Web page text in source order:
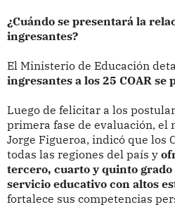
¿Cuándo se presentará la
ingresantes?
El Ministerio de Educación
ingresantes a los 25 COAR se
Luego de felicitar a los
primera fase de evaluación, el
Jorge Figueroa, indicó que los
todas las regiones del país y
tercero, cuarto y quinto
servicio educativo con altos
fortalece sus competencias